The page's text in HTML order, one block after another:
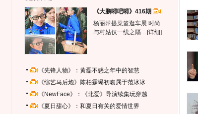
《大鹏嘚吧嘚》416期
杨丽萍提菜篮逛车展 时尚
与村姑仅一线之隔… [详细]
《先锋人物》：黄磊不惑之年中的智慧
《综艺马后炮》陈柏霖曝初吻属于范冰冰
《NewFace》：《北爱》导演续集玩穿越
《夏日甜心》：和夏日有关的爱情世界